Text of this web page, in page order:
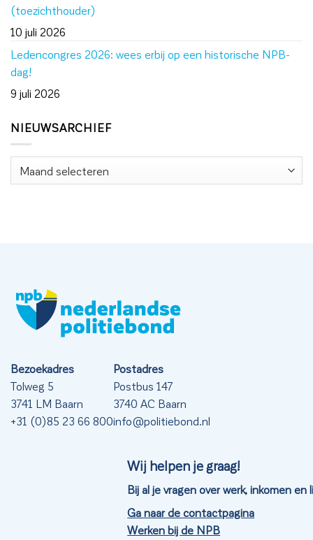
(toezichthouder)
10 juli 2026
Ledencongres 2026: wees erbij op een historische NPB-
dag!
9 juli 2026
NIEUWSARCHIEF
Nieuwsarchief
Bezoekadres
Tolweg 5
3741 LM Baarn
+31 (0)85 23 66 800
Postadres
Postbus 147
3740 AC Baarn
info@politiebond.nl
Wij helpen je graag!
Bij al je vragen over werk, inkomen en
Ga naar de contactpagina
Werken bij de NPB